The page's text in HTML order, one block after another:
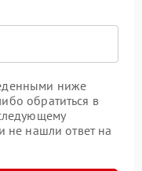
ниже
обратиться в
не нашли ответ на